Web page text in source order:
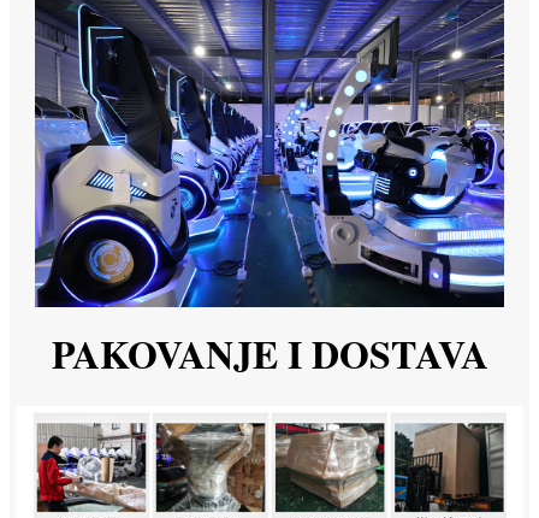
PAKOVANJE I DOSTAVA